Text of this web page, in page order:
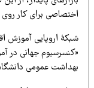
برای کار روی
اروپایی آموزش
عمومی دانشگاه